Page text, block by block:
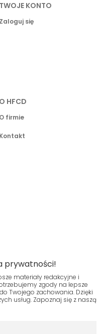
TWOJE KONTO
Zaloguj się
O HFCD
O firmie
Kontakt
- Wszelkie prawa
prywatności!
materiały redakcyjne i
zgody na lepsze
Twojego zachowania. Dzięki
usług. Zapoznaj się z naszą